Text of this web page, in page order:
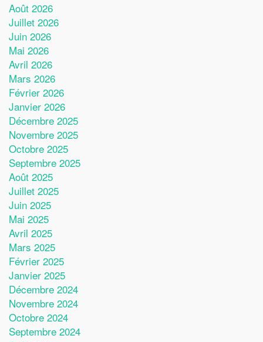
Août 2026
Juillet 2026
Juin 2026
Mai 2026
Avril 2026
Mars 2026
Février 2026
Janvier 2026
Décembre 2025
Novembre 2025
Octobre 2025
Septembre 2025
Août 2025
Juillet 2025
Juin 2025
Mai 2025
Avril 2025
Mars 2025
Février 2025
Janvier 2025
Décembre 2024
Novembre 2024
Octobre 2024
Septembre 2024